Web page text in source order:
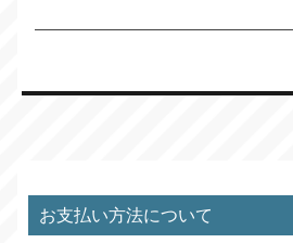
お支払い方法について